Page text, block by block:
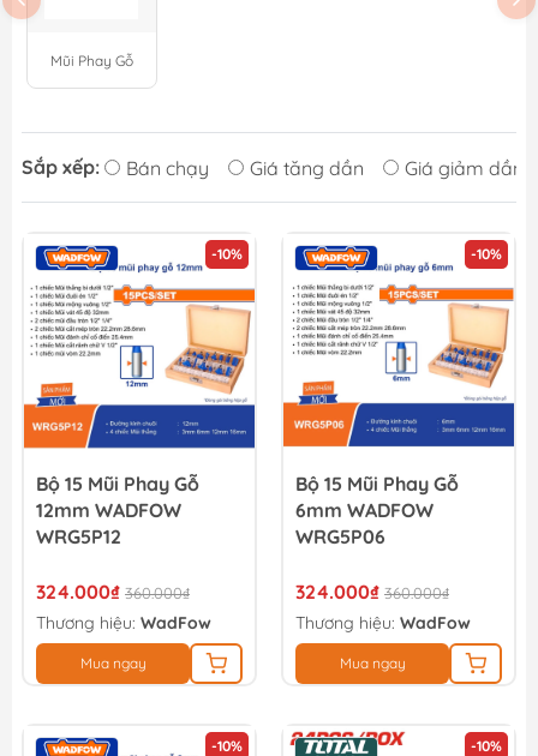
Mũi Phay Gỗ
Sắp xếp: Bán chạy Giá tăng dần Giá giảm dần
-10%
Bộ 15 Mũi Phay Gỗ
12mm WADFOW
WRG5P12
324.000₫ 360.000₫
Thương hiệu: WadFow
Mua ngay
-10%
Bộ 15 Mũi Phay Gỗ
6mm WADFOW
WRG5P06
324.000₫ 360.000₫
Thương hiệu: WadFow
Mua ngay
-10% -10%